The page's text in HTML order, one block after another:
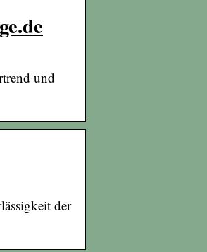
und
der